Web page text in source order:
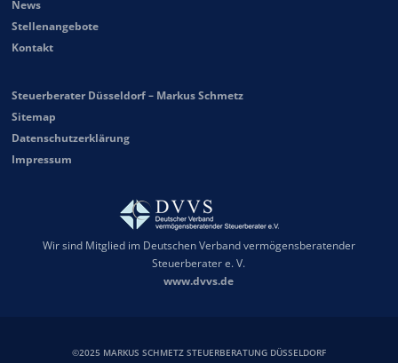
News
Stellenangebote
Kontakt
Steuerberater Düsseldorf – Markus Schmetz
Sitemap
Datenschutzerklärung
Impressum
Wir sind Mitglied im Deutschen Verband vermögensberatender
Steuerberater e. V.
www.dvvs.de
©2025 MARKUS SCHMETZ STEUERBERATUNG DÜSSELDORF